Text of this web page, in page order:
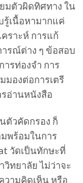
มตัวผิดทิศทาง ใน
รู้เนื้อหามากแค่
ราะห์ การแก้
รณ์ต่าง ๆ ข้อสอบ
รท่องจำ การ
มองต่อการเตรี
อ่านหนังสือ
ตัวคัดกรอง ก็
พร้อมในการ
วัดเป็นทักษะที่
ทยาลัย ไม่ว่าจะ
วามคิดเห็น หรือ